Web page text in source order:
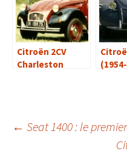
Citroën 2CV
Charleston
← Seat 1400 : le